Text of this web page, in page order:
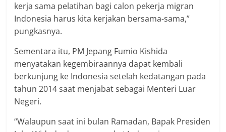
kerja sama pelatihan bagi calon pekerja migran
Indonesia harus kita kerjakan bersama-sama,”
pungkasnya.
Sementara itu, PM Jepang Fumio Kishida
menyatakan kegembiraannya dapat kembali
berkunjung ke Indonesia setelah kedatangan pada
tahun 2014 saat menjabat sebagai Menteri Luar
Negeri.
“Walaupun saat ini bulan Ramadan, Bapak Presiden